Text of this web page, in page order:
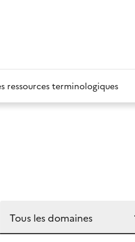
ressources terminologiques